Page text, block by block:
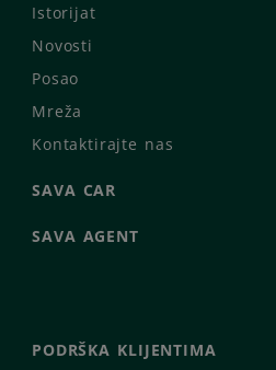
Istorijat
Novosti
Posao
Mreža
Kontaktirajte nas
SAVA CAR
SAVA AGENT
PODRŠKA KLIJENTIMA